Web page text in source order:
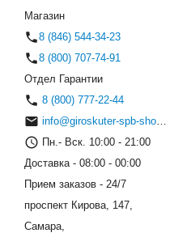
Магазин
8 (846) 544-34-23
8 (800) 707-74-91
Отдел Гарантии
8 (800) 777-22-44
info@giroskuter-spb-shop.ru
Пн.- Вск. 10:00 - 21:00
Доставка - 08:00 - 00:00
Прием заказов - 24/7
проспект Кирова, 147,
Самара,